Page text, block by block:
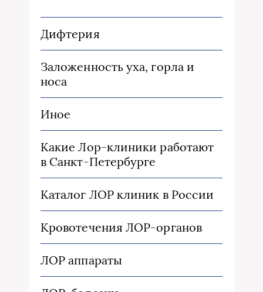
Дифтерия
Заложенность уха, горла и
носа
Иное
Какие Лор-клиники работают
в Санкт-Петербурге
Каталог ЛОР клиник в России
Кровотечения ЛОР-органов
ЛОР аппараты